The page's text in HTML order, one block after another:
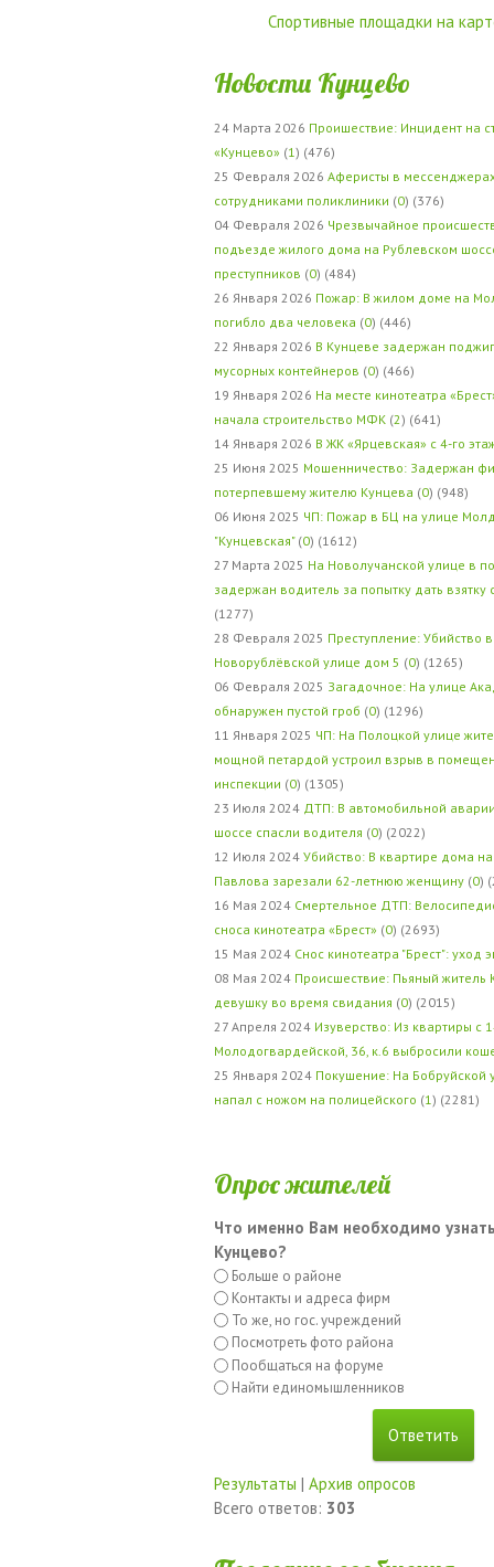
Спортивные площадки на
Новости Кунцево
24 Марта 2026 Проишествие: Инцидент на
«Кунцево» (1 ) (476)
25 Февраля 2026 Аферисты в
сотрудниками поликлиники (0) (376)
04 Февраля 2026 Чрезвычайное
подъезде жилого дома на Рублевском
преступников (0) (484)
26 Января 2026 Пожар: В жилом доме на
погибло два человека (0) (446)
22 Января 2026 В Кунцеве задержан
мусорных контейнеров (0) (466)
19 Января 2026 На месте кинотеатра
начала строительство МФК (2) (641)
14 Января 2026 В ЖК «Ярцевская» с 4-го
25 Июня 2025 Мошенничество: Задержан
потерпевшему жителю Кунцева (0) (948)
06 Июня 2025 ЧП: Пожар в БЦ на улице
"Кунцевская" (0) (1612)
27 Марта 2025 На Новолучанской улице в
задержан водитель за попытку дать
(1277)
28 Февраля 2025 Преступление: Убийство
Новорублёвской улице дом 5 (0) (1265)
06 Февраля 2025 Загадочное: На улице
обнаружен пустой гроб (0) (1296)
11 Января 2025 ЧП: На Полоцкой улице
мощной петардой устроил взрыв в
инспекции (0) (1305)
23 Июля 2024 ДТП: В автомобильной
шоссе спасли водителя (0) (2022)
12 Июля 2024 Убийство: В квартире дома
Павлова зарезали 62-летнюю женщину (0)
16 Мая 2024 Смертельное ДТП:
сноса кинотеатра «Брест» (0) (2693)
15 Мая 2024 Снос кинотеатра "Брест": уход
08 Мая 2024 Происшествие: Пьяный житель
девушку во время свидания (0) (2015)
27 Апреля 2024 Изуверство: Из квартиры с
Молодогвардейской, 36, к.6 выбросили
25 Января 2024 Покушение: На Бобруйской
напал с ножом на полицейского (1 ) (2281)
Опрос жителей
Что именно Вам необходимо
Кунцево?
Больше о районе
Контакты и адреса фирм
То же, но гос. учреждений
Посмотреть фото района
Пообщаться на форуме
Найти единомышленников
Результаты | Архив опросов
Всего ответов: 303